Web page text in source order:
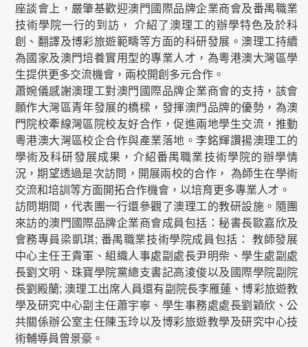
座談會上，嚴肇基歡迎澳門國際品牌企業商會及番禺職業
技術學院一行的到訪， 介紹了澳理工的辦學特色及於科
創、翻譯及博彩旅遊範疇等方面的科研發展。澳理工持續
為國家及澳門培養實用型的專業人才，為粵港澳大灣區學
生提供更多交流機會，兩校開創多元合作。
蕭婉儀感謝澳理工對澳門國際品牌企業商會的支持，該會
願作大灣區青年發展的橋樑，發揮澳門品牌的優勢，為澳
門院校牽線灣區院校友好合作，促進兩地學生交流，推動
粵港澳大灣區校企合作與產業落地。李銘輝讚揚澳理工的
學術及科研發展成果，介紹番禺職業技術學院的辦學情
況，期望透過是次訪問，開展兩校的合作， 為師生在學術
交流和培訓等方面開拓合作機會，以培育更多專業人才。
訪問期間，代表團一行還參觀了澳理工的教研設施。隨團
來訪的澳門國際品牌企業商會成員包括：秘書長歐嘉欣及
會務專員梁凱琪; 番禺職業技術學院成員包括： 教師發展
中心主任王貴軍、組織人事處副處長尹明柴、學生處副處
長劉文明、珠寶學院黨總支書記高淩俊以及國際學院副院
長劉殿蘭; 澳理工出席人員還有副院長李雁蓮、博彩旅遊教
學及研究中心副主任蕭宇寧、學生事務處處長劉穎欣、公
共關係辦公室主任陳玉玲以及博彩旅遊教學及研究中心技
術輔導員曾景豪。